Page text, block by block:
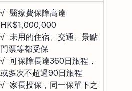
√ 醫療費保障高達
HK$1,000,000
√ 未用的住宿、交通、景點
門票等都受保
√ 可保障長達360日旅程，
或多次不超過90日旅程
√ 家長投保，同一保單下之